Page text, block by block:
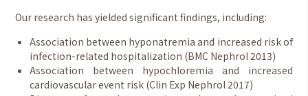
Our research has yielded significant findings, including:
Association between hyponatremia and increased risk of
infection-related hospitalization (BMC Nephrol 2013)
Association between hypochloremia and increased
cardiovascular event risk (Clin Exp Nephrol 2017)